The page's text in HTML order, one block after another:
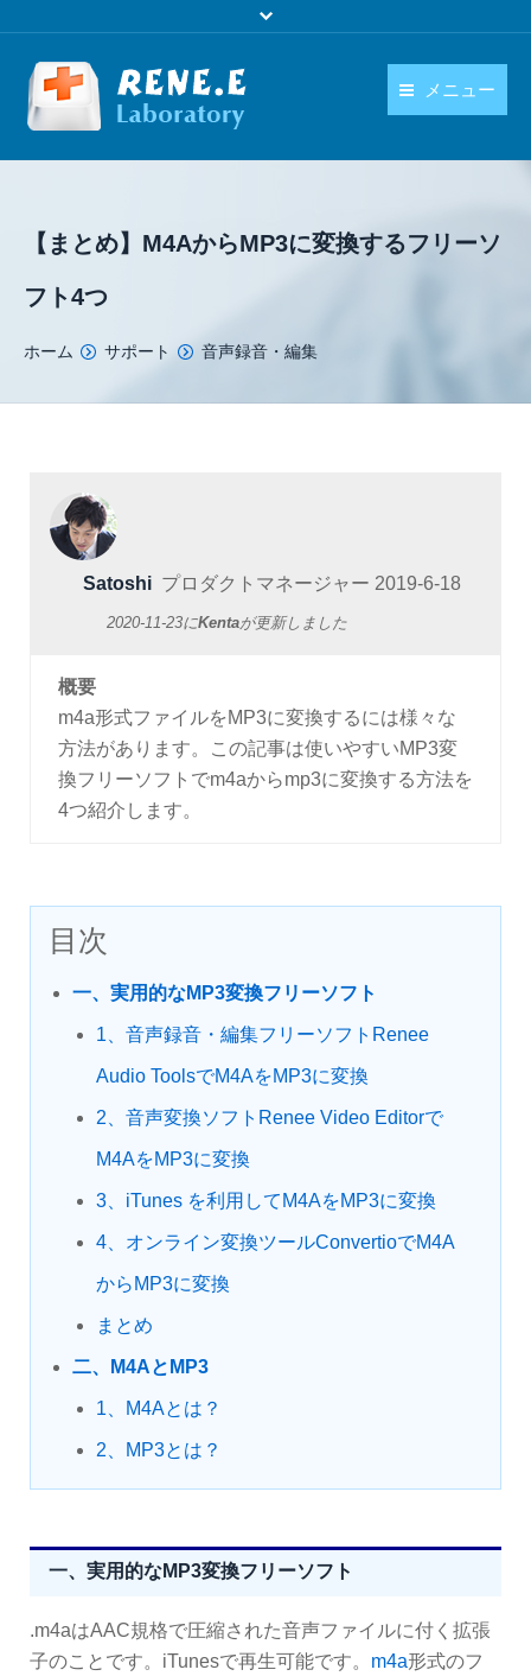
メニュー
日本語
【まとめ】M4AからMP3に変換するフリーソ
フト4つ
You are here:
ホーム サポート 音声録音・編集
Satoshi プロダクトマネージャー 2019-6-18
2020-11-23にKentaが更新しました
概要
m4a形式ファイルをMP3に変換するには様々な
方法があります。この記事は使いやすいMP3変
換フリーソフトでm4aからmp3に変換する方法を
4つ紹介します。
目次
一、実用的なMP3変換フリーソフト
1、音声録音・編集フリーソフトRenee
Audio ToolsでM4AをMP3に変換
2、音声変換ソフトRenee Video Editorで
M4AをMP3に変換
3、iTunes を利用してM4AをMP3に変換
4、オンライン変換ツールConvertioでM4A
からMP3に変換
まとめ
二、M4AとMP3
1、M4Aとは？
2、MP3とは？
一、実用的なMP3変換フリーソフト
.m4aはAAC規格で圧縮された音声ファイルに付く拡張
子のことです。iTunesで再生可能です。 m4a形式のフ